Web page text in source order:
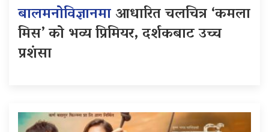
बालमनोविज्ञानमाआधारित चलचित्र ‘कमला
मिस’ को भव्य प्रिमियर, दर्शकबाट उच्च
प्रशंसा